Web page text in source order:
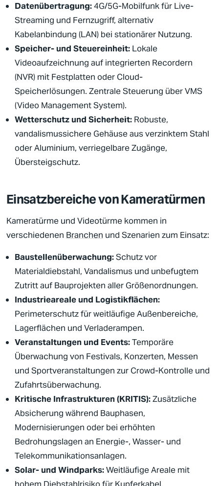
Datenübertragung:4G/5G-Mobilfunk für Live-
Streaming und Fernzugriff, alternativ
Kabelanbindung (LAN) bei stationärer Nutzung.
Speicher- und Steuereinheit:Lokale
Videoaufzeichnung auf integrierten Recordern
(NVR) mit Festplatten oder Cloud-
Speicherlösungen. Zentrale Steuerung über VMS
(Video Management System).
Wetterschutz und Sicherheit:Robuste,
vandalismussichere Gehäuse aus verzinktem Stahl
oder Aluminium, verriegelbare Zugänge,
Übersteigschutz.
Einsatzbereiche von Kameratürmen
Kameratürme und Videotürme kommen in
verschiedenen Branchen und Szenarien zum Einsatz:
Baustellenüberwachung:Schutz vor
Materialdiebstahl, Vandalismus und unbefugtem
Zutritt auf Bauprojekten aller Größenordnungen.
Industrieareale und Logistikflächen:
Perimeterschutzfür weitläufige Außenbereiche,
Lagerflächen und Verladerampen.
Veranstaltungen und Events:Temporäre
Überwachung von Festivals, Konzerten, Messen
und Sportveranstaltungen zur Crowd-Kontrolle und
Zufahrtsüberwachung.
Kritische Infrastrukturen (KRITIS):Zusätzliche
Absicherung während Bauphasen,
Modernisierungen oder bei erhöhten
Bedrohungslagen an Energie-, Wasser- und
Telekommunikationsanlagen.
Solar- und Windparks:Weitläufige Areale mit